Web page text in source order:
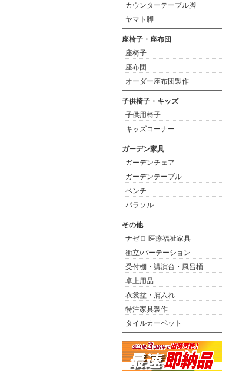
カウンターテーブル脚
ヤマト脚
座椅子・座布団
座椅子
座布団
オーダー座布団製作
子供椅子・キッズ
子供用椅子
キッズコーナー
ガーデン家具
ガーデンチェア
ガーデンテーブル
ベンチ
パラソル
その他
ナゼロ 医療福祉家具
衝立/パーテーション
受付棚・講演台・風呂桶
卓上用品
衣裳盆・屑入れ
特注家具製作
タイルカーペット